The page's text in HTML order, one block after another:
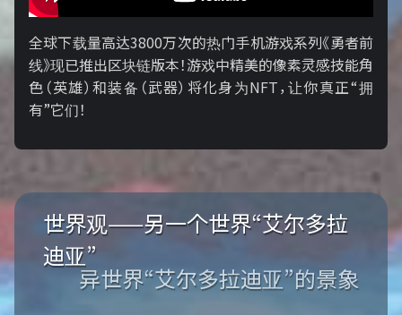
全球下载量高达3800万次的热门手机游戏系列《勇者前
线》现已推出区块链版本！游戏中精美的像素灵感技能角
色（英雄）和装备（武器）将化身为NFT，让你真正“拥
有”它们！
世界观——另一个世界“艾尔多拉
迪亚”
异世界“艾尔多拉迪亚”的景象